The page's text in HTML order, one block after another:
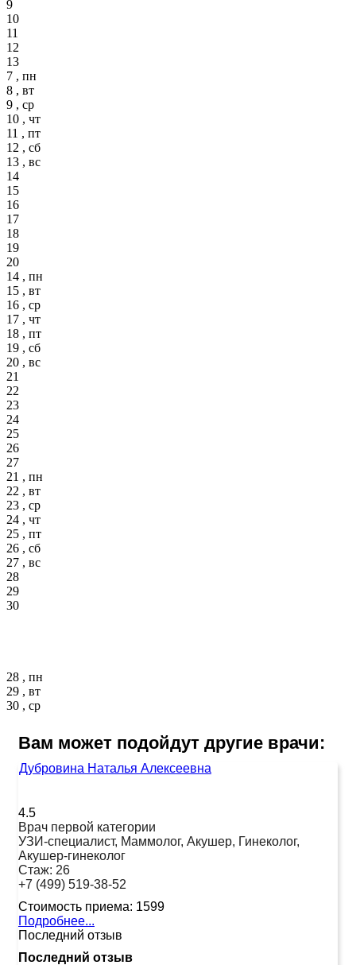
9
10
11
12
13
7 , пн
8 , вт
9 , ср
10 , чт
11 , пт
12 , сб
13 , вс
14
15
16
17
18
19
20
14 , пн
15 , вт
16 , ср
17 , чт
18 , пт
19 , сб
20 , вс
21
22
23
24
25
26
27
21 , пн
22 , вт
23 , ср
24 , чт
25 , пт
26 , сб
27 , вс
28
29
30
28 , пн
29 , вт
30 , ср
Вам может подойдут другие врачи:
Дубровина Наталья Алексеевна
4.5
Врач первой категории
УЗИ-специалист, Маммолог, Акушер, Гинеколог,
Акушер-гинеколог
Стаж: 26
+7 (499) 519-38-52
Стоимость приема: 1599
Подробнее...
Последний отзыв
Последний отзыв